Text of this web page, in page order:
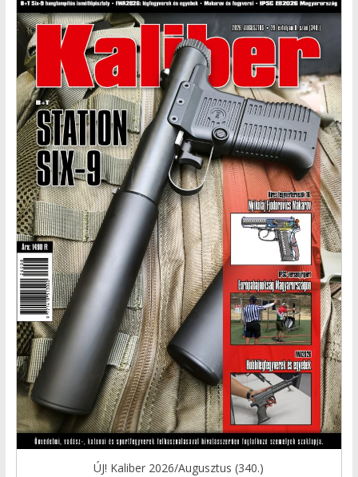
ÚJ! Kaliber 2026/Augusztus (340.)